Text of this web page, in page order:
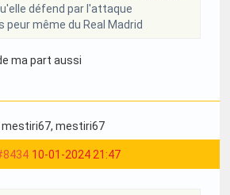
défend par l'attaque
peur même du Real Madrid
ma part aussi
mestiri67, mestiri67
10-01-2024 21:47